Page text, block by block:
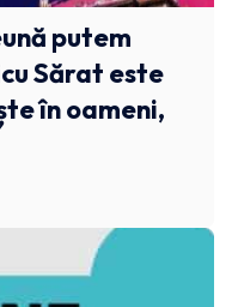
putem
Sărat este
în oameni,